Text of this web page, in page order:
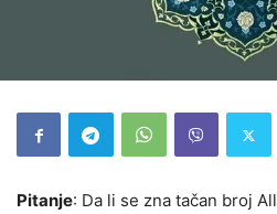
Pitanje: Da li se zna tačan broj